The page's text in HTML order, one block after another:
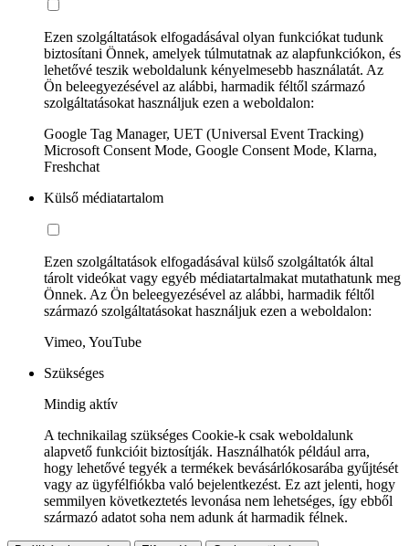
Ezen szolgáltatások elfogadásával olyan funkciókat tudunk
biztosítani Önnek, amelyek túlmutatnak az alapfunkciókon, és
lehetővé teszik weboldalunk kényelmesebb használatát. Az
Ön beleegyezésével az alábbi, harmadik féltől származó
szolgáltatásokat használjuk ezen a weboldalon:
Google Tag Manager, UET (Universal Event Tracking)
Microsoft Consent Mode, Google Consent Mode, Klarna,
Freshchat
Külső médiatartalom
Ezen szolgáltatások elfogadásával külső szolgáltatók által
tárolt videókat vagy egyéb médiatartalmakat mutathatunk meg
Önnek. Az Ön beleegyezésével az alábbi, harmadik féltől
származó szolgáltatásokat használjuk ezen a weboldalon:
Vimeo, YouTube
Szükséges
Mindig aktív
A technikailag szükséges Cookie-k csak weboldalunk
alapvető funkcióit biztosítják. Használhatók például arra,
hogy lehetővé tegyék a termékek bevásárlókosarába gyűjtését
vagy az ügyfélfiókba való bejelentkezést. Ez azt jelenti, hogy
semmilyen következtetés levonása nem lehetséges, így ebből
származó adatot soha nem adunk át harmadik félnek.